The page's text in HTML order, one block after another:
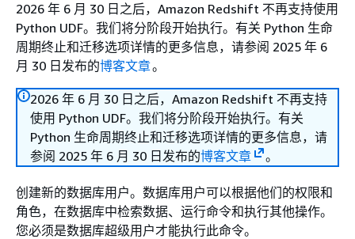
2026 年 6 月 30 日之后，Amazon Redshift 不再支持使用
Python UDF。我们将分阶段开始执行。有关 Python 生命
周期终止和迁移选项详情的更多信息，请参阅 2025 年 6
月 30 日发布的博客文章。
2026 年 6 月 30 日之后，Amazon Redshift 不再支持
使用 Python UDF。我们将分阶段开始执行。有关
Python 生命周期终止和迁移选项详情的更多信息，请
参阅 2025 年 6 月 30 日发布的博客文章 。
创建新的数据库用户。数据库用户可以根据他们的权限和
角色，在数据库中检索数据、运行命令和执行其他操作。
您必须是数据库超级用户才能执行此命令。